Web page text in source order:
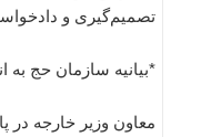
تصمیم‌گیری و
*بیانیه سازمان حج به
معاون وزیر خارجه در